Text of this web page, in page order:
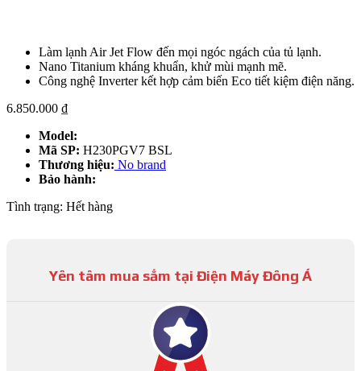
Làm lạnh Air Jet Flow đến mọi ngóc ngách của tủ lạnh.
Nano Titanium kháng khuẩn, khử mùi mạnh mẽ.
Công nghệ Inverter kết hợp cảm biến Eco tiết kiệm điện năng.
6.850.000 ₫
Model:
Mã SP: H230PGV7 BSL
Thương hiệu: No brand
Bảo hành:
Tình trạng: Hết hàng
Yên tâm mua sắm tại Điện Máy Đông Á